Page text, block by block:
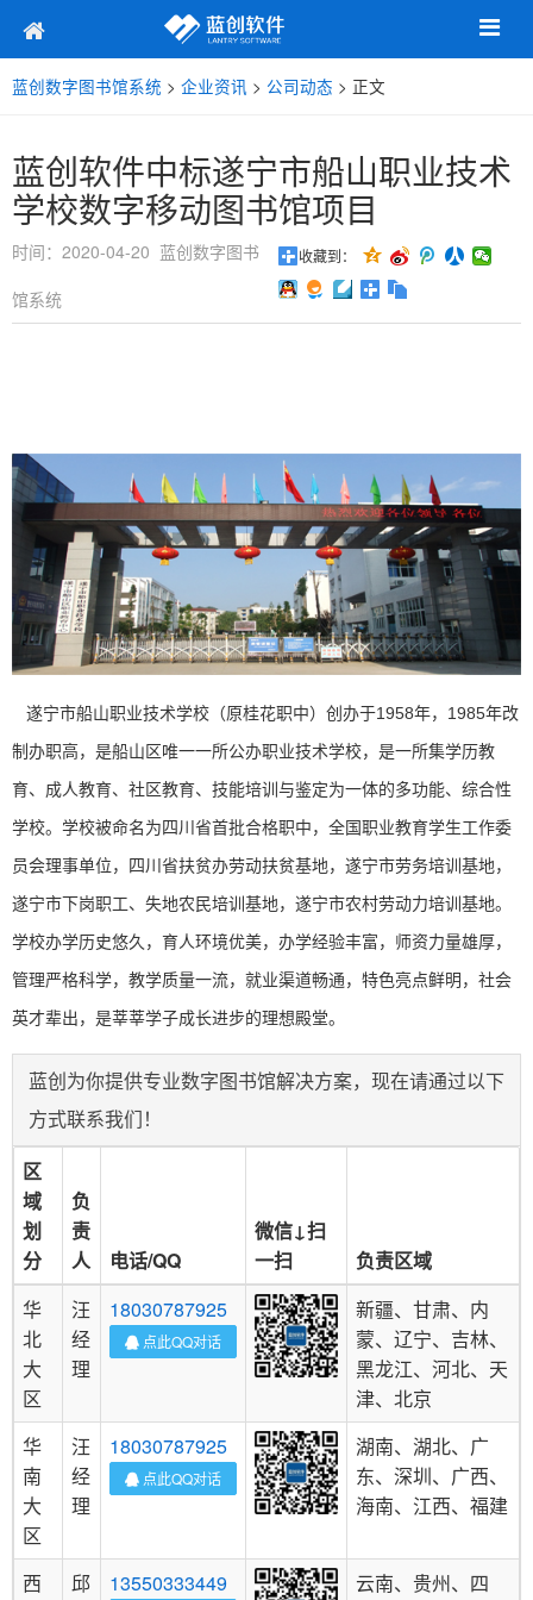
蓝创数字图书馆系统 > 企业资讯 > 公司动态 > 正文
蓝创软件中标遂宁市船山职业技术
学校数字移动图书馆项目
收藏到：
时间：2020-04-20 蓝创数字图书
馆系统
遂宁市船山职业技术学校（原桂花职中）创办于1958年， 1985年改
制办职高，是船山区唯一一所公办职业技术学校，是一所集学历教
育、成人教育、社区教育、技能培训与鉴定为一体的多功能、综合性
学校。学校被命名为四川省首批合格职中，全国职业教育学生工作委
员会理事单位，四川省扶贫办劳动扶贫基地，遂宁市劳务培训基地，
遂宁市下岗职工、失地农民培训基地，遂宁市农村劳动力培训基地。
学校办学历史悠久，育人环境优美，办学经验丰富，师资力量雄厚，
管理严格科学，教学质量一流，就业渠道畅通，特色亮点鲜明，社会
英才辈出，是莘莘学子成长进步的理想殿堂。
蓝创为你提供专业数字图书馆解决方案，现在请通过以下
方式联系我们！
区
域
划
分
负
责
人
电话/QQ
微信↓扫
一扫
负责区域
华
北
大
区
汪
经
理
18030787925
点此QQ对话
新疆、甘肃、内
蒙、辽宁、吉林、
黑龙江、河北、天
津、北京
华
南
大
区
汪
经
理
18030787925
点此QQ对话
湖南、湖北、广
东、深圳、广西、
海南、江西、福建
西
邱
13550333449
云南、贵州、四